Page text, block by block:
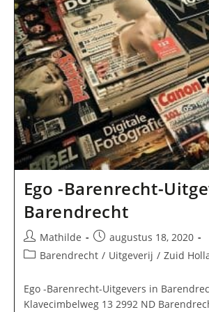
Ego -Barenrecht-
Barendrecht
Bericht
auteur:
Mathilde
Bericht
gepubliceerd
augustus 18, 2020
Berichtcategorie:
Barendrecht / Uitgeverij / Zuid
Ego -Barenrecht-Uitgevers in
Klavecimbelweg 13 2992 ND